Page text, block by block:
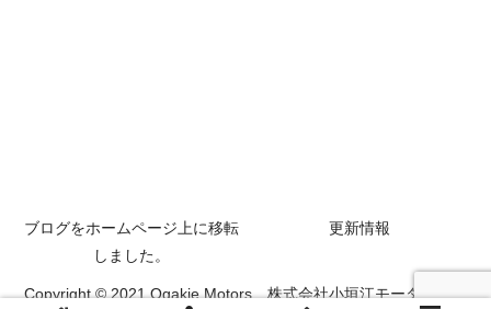
ブログをホームページ上に移転
しました。
更新情報
Copyright © 2021 Ogakie Motors 株式会社小垣江モータースも